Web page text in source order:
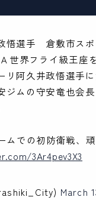
悟選手 倉敷市スポ
世界フライ級王座
リ阿久井政悟選手
ジムの守安竜也会
ムでの初防衛戦、
3Ar4pev3X3
March